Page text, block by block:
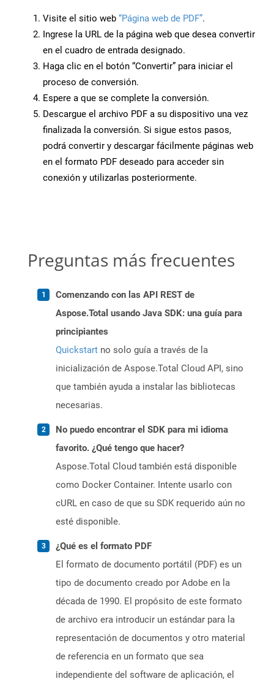
Visite el sitio web “Página web de PDF”.
Ingrese la URL de la página web que desea convertir
en el cuadro de entrada designado.
Haga clic en el botón “Convertir” para iniciar el
proceso de conversión.
Espere a que se complete la conversión.
Descargue el archivo PDF a su dispositivo una vez
finalizada la conversión. Si sigue estos pasos,
podrá convertir y descargar fácilmente páginas web
en el formato PDF deseado para acceder sin
conexión y utilizarlas posteriormente.
Preguntas más frecuentes
Comenzando con las API REST de
Aspose.Total usando Java SDK: una guía para
principiantes
Quickstart no solo guía a través de la
inicialización de Aspose.Total Cloud API, sino
que también ayuda a instalar las bibliotecas
necesarias.
No puedo encontrar el SDK para mi idioma
favorito. ¿Qué tengo que hacer?
Aspose.Total Cloud también está disponible
como Docker Container. Intente usarlo con
cURL en caso de que su SDK requerido aún no
esté disponible.
¿Qué es el formato PDF
El formato de documento portátil (PDF) es un
tipo de documento creado por Adobe en la
década de 1990. El propósito de este formato
de archivo era introducir un estándar para la
representación de documentos y otro material
de referencia en un formato que sea
independiente del software de aplicación, el